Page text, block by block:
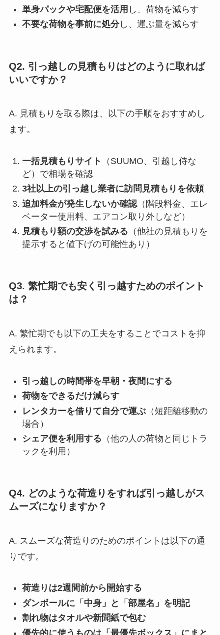
単身パックや宅配便を活用 し、荷物を減らす
不要な荷物を事前に処分し、運ぶ量を減らす
Q2. 引っ越しの見積もりはどのように取れば
いいですか？
A. 見積もりを取る際は、以下の手順をおすすめし
ます。
一括見積もりサイト
（SUUMO、引越し侍な
ど）で相場を確認
3社以上の引っ越し業者に訪問見積もりを依頼
追加料金が発生しないか確認（階段料金、エレ
ベーター使用料、エアコン取り外しなど）
見積もり額の交渉を試みる （他社の見積もりを
提示すると値下げの可能性あり）
Q3. 繁忙期でも安く引っ越すためのポイント
は？
A. 繁忙期でも以下の工夫をすることでコストを抑
えられます。
引っ越しの時間帯を早朝・夜間にする
荷物をできるだけ減らす
レンタカーを借りて自分で運ぶ（短距離移動の
場合）
シェア便を利用する （他の人の荷物と同じトラ
ックを利用）
Q4. どのような荷造りをすれば引っ越しがス
ムーズになりますか？
A. スムーズな荷造りのためのポイントは以下の通
りです。
荷造りは2週間前から開始する
ダンボールに「中身」と「部屋名」を明記
割れ物はタオルや新聞紙で包む
優先的に使うものは「最優先ボックス」にまと